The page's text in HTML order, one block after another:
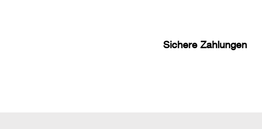
Sichere Zahlungen